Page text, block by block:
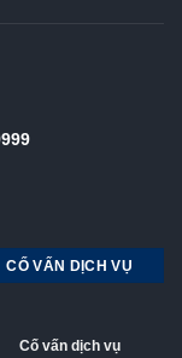
CỐ VẤN DỊCH VỤ
Cố vấn dịch vụ